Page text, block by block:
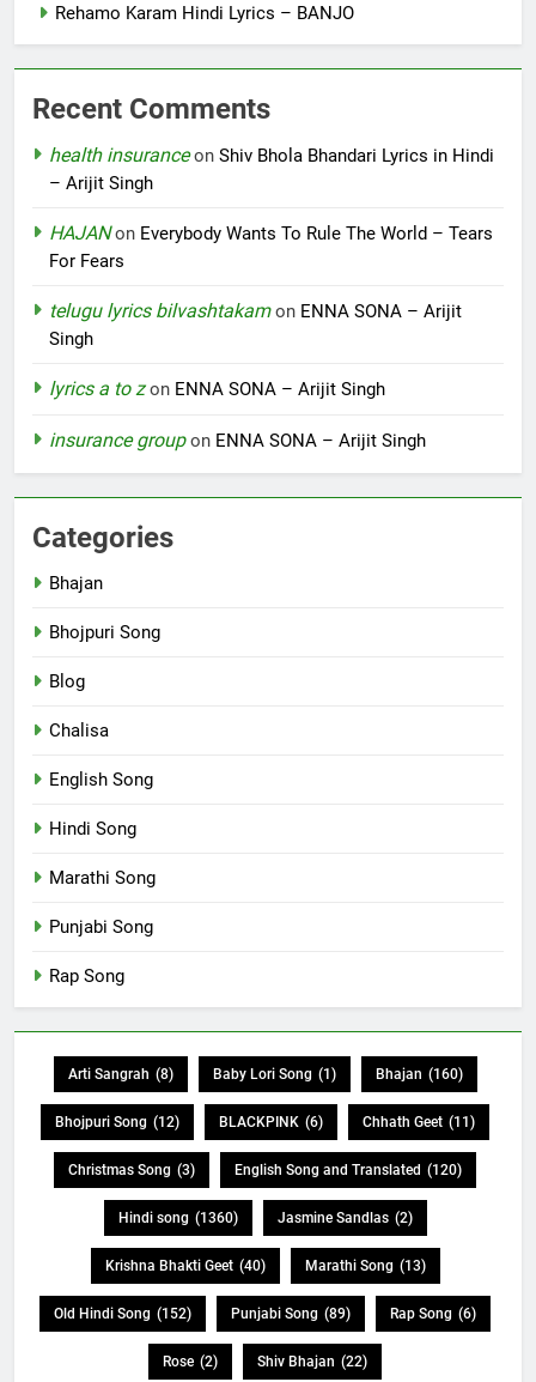
Rehamo Karam Hindi Lyrics – BANJO
Recent Comments
health insuranceon Shiv Bhola Bhandari Lyrics in Hindi
– Arijit Singh
HAJANon Everybody Wants To Rule The World – Tears
For Fears
telugu lyrics bilvashtakamon ENNA SONA – Arijit
Singh
lyrics a to zon ENNA SONA – Arijit Singh
insurance groupon ENNA SONA – Arijit Singh
Categories
Bhajan
Bhojpuri Song
Blog
Chalisa
English Song
Hindi Song
Marathi Song
Punjabi Song
Rap Song
Arti Sangrah (8) Baby Lori Song (1) Bhajan (160)
Bhojpuri Song (12) BLACKPINK (6) Chhath Geet (11)
Christmas Song (3) English Song and Translated (120)
Hindi song (1360) Jasmine Sandlas (2)
Krishna Bhakti Geet (40) Marathi Song (13)
Old Hindi Song (152) Punjabi Song (89) Rap Song (6)
Rose (2) Shiv Bhajan (22)